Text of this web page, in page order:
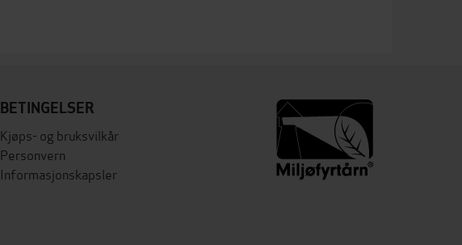
BETINGELSER
Kjøps- og bruksvilkår
Personvern
Informasjonskapsler